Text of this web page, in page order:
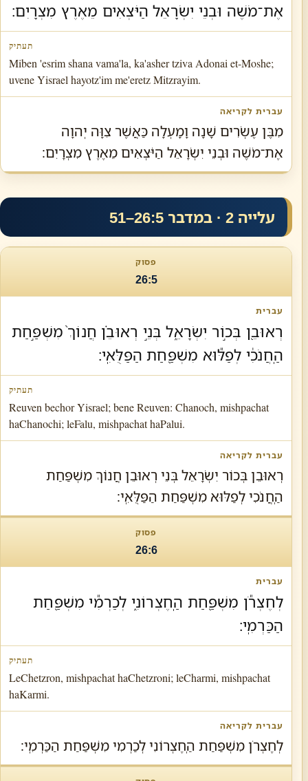
אֶת־מֹשֶׁה וּבְנֵי יִשְׂרָאֵל הַיֹּצְאִים מֵאֶרֶץ מִצְרָיִם׃
Miben 'esrim shana vama'la, ka'asher tziva Adonai et-Moshe;
uvene Yisrael hayotz'im me'eretz Mitzrayim.
מִבֶּן עֶשְׂרִים שָׁנָה וָמָעְלָה כַּאֲשֶׁר צִוָּה יְהוָה
אֶת־מֹשֶׁה וּבְנֵי יִשְׂרָאֵל הַיֹּצְאִים מֵאֶרֶץ מִצְרָיִם׃
עלייה 2 · במדבר 26:5–51
26:5
רְאוּבֵ֖ן בְּכ֣וֹר יִשְׂרָאֵ֑ל בְּנֵ֣י רְאוּבֵ֗ן חֲנוֹךְ֙ מִשְׁפַּ֣חַת
הַֽחֲנֹכִ֔י לְפַלּ֕וּא מִשְׁפַּ֖חַת הַפַּלֻּאִֽי׃
Reuven bechor Yisrael; bene Reuven: Chanoch, mishpachat
haChanochi; leFalu, mishpachat haPalui.
רְאוּבֵן בְּכוֹר יִשְׂרָאֵל בְּנֵי רְאוּבֵן חֲנוֹךְ מִשְׁפַּחַת
הַֽחֲנֹכִי לְפַלּוּא מִשְׁפַּחַת הַפַּלֻּאִֽי׃
26:6
לְחֶצְרֹ֕ן מִשְׁפַּ֖חַת הַֽחֶצְרוֹנִ֑י לְכַרְמִ֕י מִשְׁפַּ֖חַת
הַכַּרְמִֽי׃
LeChetzron, mishpachat haChetzroni; leCharmi, mishpachat
haKarmi.
לְחֶצְרֹן מִשְׁפַּחַת הַֽחֶצְרוֹנִי לְכַרְמִי מִשְׁפַּחַת הַכַּרְמִֽי׃